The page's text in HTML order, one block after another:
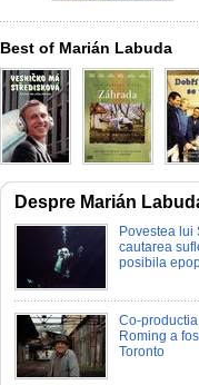
Best of Marián Labuda
Despre Marián
Povestea lui
cautarea
posibila
Co-
Roming a
Toronto